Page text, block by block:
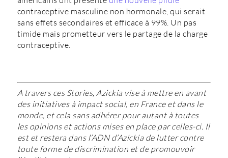
contraceptive masculine non hormonale, qui serait
sans effets secondaires et efficace à 99%. Un pas
timide mais prometteur vers le partage de la charge
contraceptive.
A travers ces Stories, Azickia vise à mettre en avant
des initiatives à impact social, en France et dans le
monde, et cela sans adhérer pour autant à toutes
les opinions et actions mises en place par celles-ci. Il
est et restera dans l’ADN d’Azickia de lutter contre
toute forme de discrimination et de promouvoir